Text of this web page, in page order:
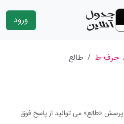
ورود
حرف ط طالع
«طالع» می توانید از پاسخ فوق